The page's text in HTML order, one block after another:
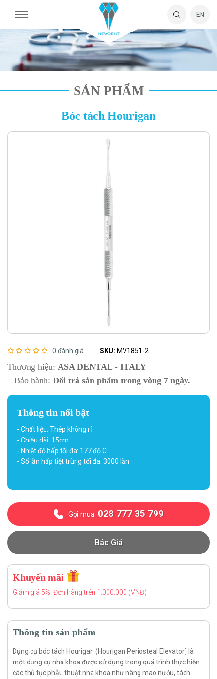
EN
SẢN PHẨM
Bóc tách Hourigan
0 đánh giá SKU: MV1851-2
Thương hiệu: ASA DENTAL - ITALY
Bảo hành: Đổi trả sản phẩm trong vòng 7 ngày.
Thông tin nổi bật
- Chất liệu: Thép không rỉ
- Chiều dài: 15cm
- Nhiệt độ hấp tối đa: 177 độ C
- Số lần hấp tiệt trùng tối đa: 3000 lần
Gọi mua: 028 777 35 799
Báo Giá
Khuyến mãi
Giảm giá 5%: Đơn hàng trên 1.000.000 (VNĐ)
Thông tin sản phẩm
Dụng cụ bóc tách Hourigan (Hourigan Periosteal Elevator) là
một dụng cụ nha khoa được sử dụng trong quá trình thực hiện
các thủ tục phẫu thuật nha khoa như nâng mao nướu, tách